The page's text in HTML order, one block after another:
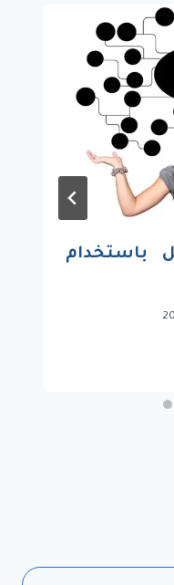
باستخدام